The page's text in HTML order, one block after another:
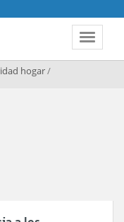
Toggle
hogar/